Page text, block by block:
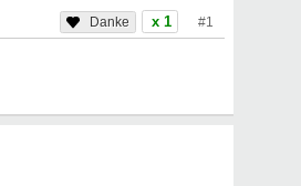
x 1 #1